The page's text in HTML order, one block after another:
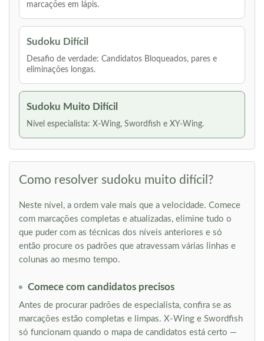
marcações em lápis.
Sudoku Difícil
Desafio de verdade: Candidatos Bloqueados, pares e
eliminações longas.
Sudoku Muito Difícil
Nível especialista: X-Wing, Swordfish e XY-Wing.
Como resolver sudoku muito difícil?
Neste nível, a ordem vale mais que a velocidade. Comece
com marcações completas e atualizadas, elimine tudo o
que puder com as técnicas dos níveis anteriores e só
então procure os padrões que atravessam várias linhas e
colunas ao mesmo tempo.
Comece com candidatos precisos
Antes de procurar padrões de especialista, confira se as
marcações estão completas e limpas. X-Wing e Swordfish
só funcionam quando o mapa de candidatos está certo —